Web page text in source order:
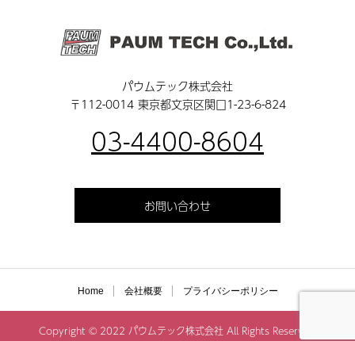
パウムテック株式会社
〒112-0014 東京都文京区関口1-23-6-824
03-4400-8604
お問い合わせ
Home 会社概要 プライバシーポリシー
Copyright © 2022 パウムテック株式会社 All Rights Reserved.